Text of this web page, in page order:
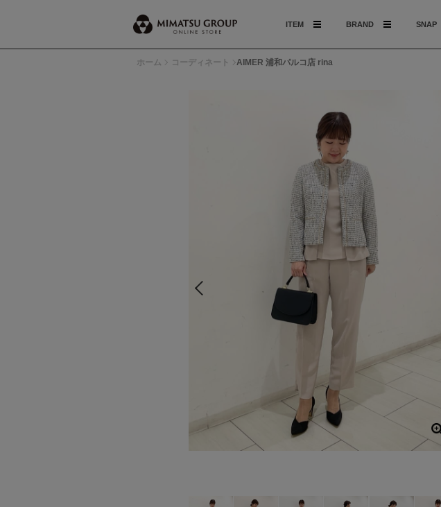
ITEM BRAND SNAP
ホーム コーディネート AIMER 浦和パルコ店 rina